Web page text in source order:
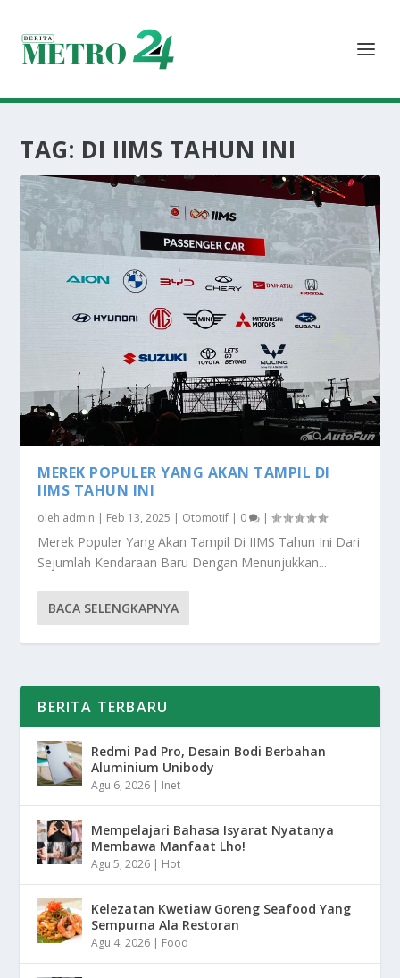
TAG: DI IIMS TAHUN INI
MEREK POPULER YANG AKAN TAMPIL DI
IIMS TAHUN INI
oleh admin | Feb 13, 2025 | Otomotif | 0 |
Merek Populer Yang Akan Tampil Di IIMS Tahun Ini Dari
Sejumlah Kendaraan Baru Dengan Menunjukkan...
BACA SELENGKAPNYA
BERITA TERBARU
Redmi Pad Pro, Desain Bodi Berbahan
Aluminium Unibody
Agu 6, 2026 | Inet
Mempelajari Bahasa Isyarat Nyatanya
Membawa Manfaat Lho!
Agu 5, 2026 | Hot
Kelezatan Kwetiaw Goreng Seafood Yang
Sempurna Ala Restoran
Agu 4, 2026 | Food